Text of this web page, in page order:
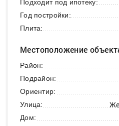
Подходит под ипотеку:
Год постройки:
Плита:
Местоположение
Район:
Подрайон:
Ориентир:
Улица:
Дом: